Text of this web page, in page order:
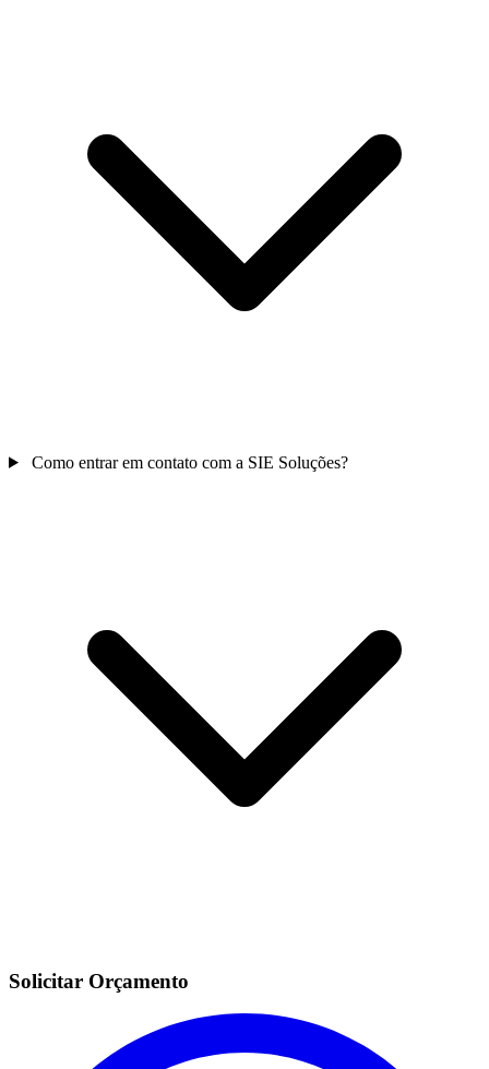
Como entrar em contato com a SIE Soluções?
Solicitar Orçamento